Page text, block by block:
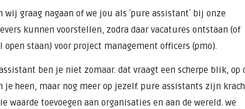
wij graag nagaan of we jou als ´pure assistant` bij onze
kunnen voorstellen, zodra daar vacatures ontstaan (of
open staan) voor project management officers (pmo).
ben je niet zomaar. dat vraagt een scherpe blik, op
je heen, maar nog meer op jezelf. pure assistants zijn
waarde toevoegen aan organisaties en aan de wereld. we